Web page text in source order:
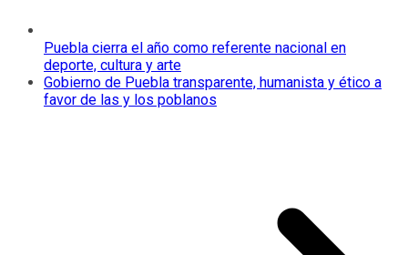
Puebla cierra el año como referente nacional en
deporte, cultura y arte
Gobierno de Puebla transparente, humanista y ético a
favor de las y los poblanos